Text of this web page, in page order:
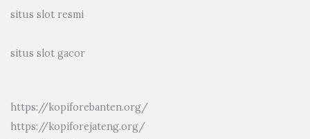
situs slot resmi
situs slot gacor
https://kopiforebanten.org/
https://kopiforejateng.org/